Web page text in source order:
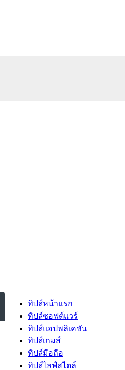
ทิปส์หน้าแรก
ทิปส์ซอฟต์แวร์
ทิปส์แอปพลิเคชัน
ทิปส์เกมส์
ทิปส์มือถือ
ทิปส์ไลฟ์สไตล์